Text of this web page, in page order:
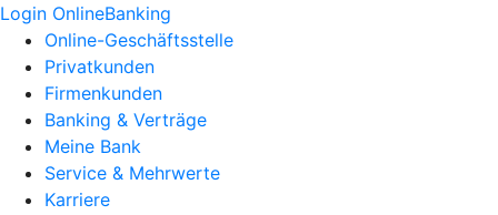
Login OnlineBanking
Online-Geschäftsstelle
Privatkunden
Firmenkunden
Banking & Verträge
Meine Bank
Service & Mehrwerte
Karriere